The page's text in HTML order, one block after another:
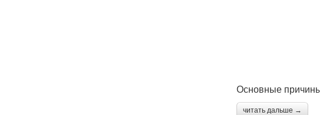
Основные
читать дальше →